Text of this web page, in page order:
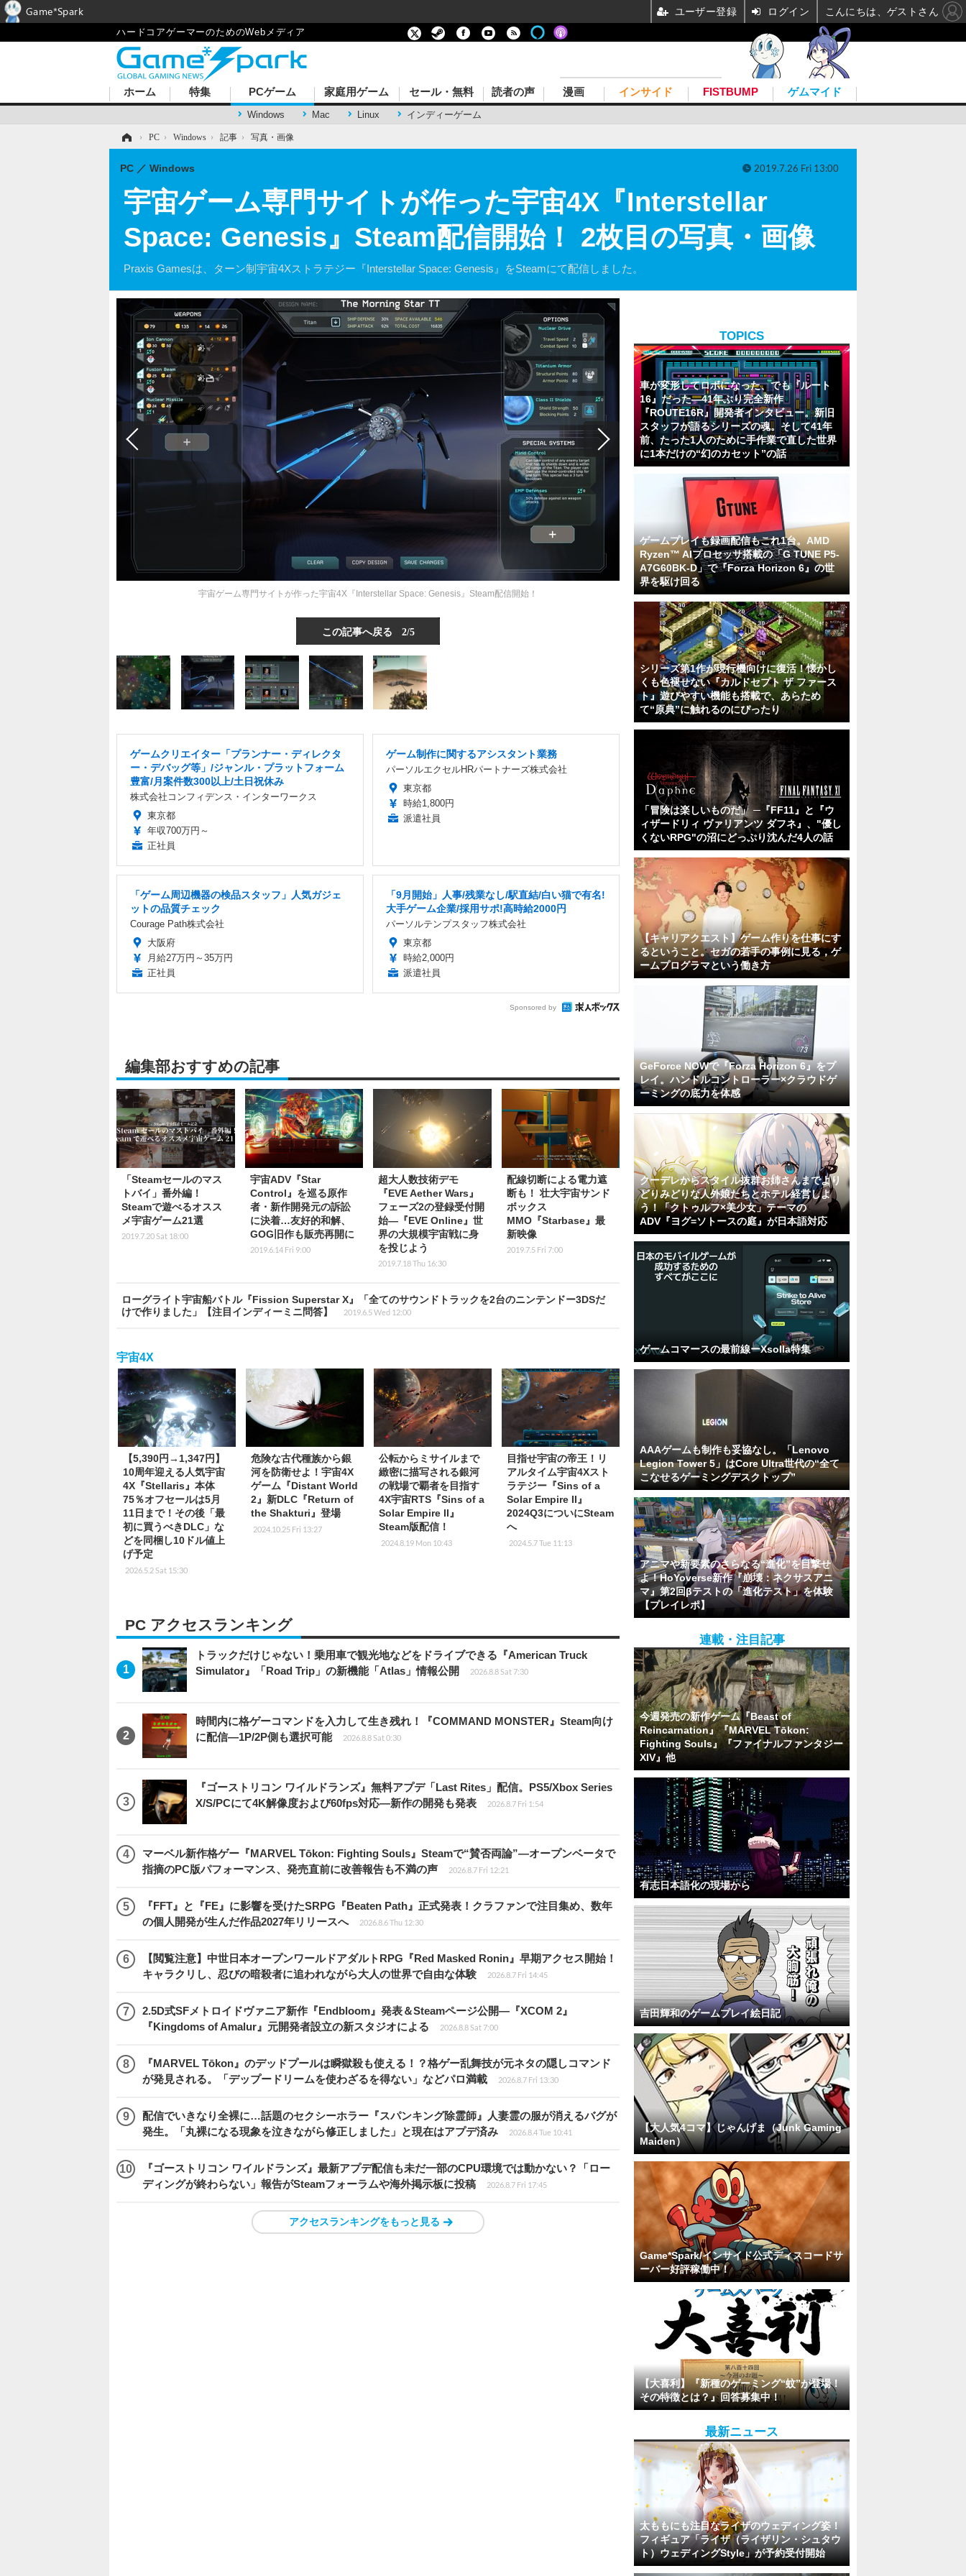
ハードコアゲーマーのためのWebメディア
ホーム 特集 PCゲーム
Windows Mac Linux インディーゲーム
家庭用ゲーム セール・無料 読者の声 漫画 インサイド FISTBUMP ゲムマイド
› PC › Windows › 記事 › 写真・画像
宇宙ゲーム専門サイトが作った宇宙4X『Interstellar
Space: Genesis』Steam配信開始！ 2枚目の写真・画像
Praxis Gamesは、ターン制宇宙4Xストラテジー『Interstellar Space: Genesis』をSteamにて配信しました。
PC Windows 2019.7.26 Fri 13:00
宇宙ゲーム専門サイトが作った宇宙4X『Interstellar Space: Genesis』Steam配信開始！
この記事へ戻る 2/5
ゲームクリエイター「プランナー・ディレクタ
ー・デバッグ等」/ジャンル・プラットフォーム
豊富/月案件数300以上/土日祝休み
株式会社コンフィデンス・インターワークス
東京都
年収700万円～
正社員
ゲーム制作に関するアシスタント業務
パーソルエクセルHRパートナーズ株式会社
東京都
時給1,800円
派遣社員
「ゲーム周辺機器の検品スタッフ」人気ガジェ
ットの品質チェック
Courage Path株式会社
大阪府
月給27万円～35万円
正社員
「9月開始」人事/残業なし/駅直結/白い猫で有名!
大手ゲーム企業/採用サポ!高時給2000円
パーソルテンプスタッフ株式会社
東京都
時給2,000円
派遣社員
Sponsored by
編集部おすすめの記事
「Steamセールのマス
トバイ」番外編！
Steamで遊べるオスス
メ宇宙ゲーム21選
2019.7.20 Sat 18:00
宇宙ADV『Star
Control』を巡る原作
者・新作開発元の訴訟
に決着…友好的和解、
GOG旧作も販売再開に
2019.6.14 Fri 9:00
超大人数技術デモ
『EVE Aether Wars』
フェーズ2の登録受付開
始―『EVE Online』世
界の大規模宇宙戦に身
を投じよう
2019.7.18 Thu 16:30
配線切断による電力遮
断も！ 壮大宇宙サンド
ボックス
MMO『Starbase』最
新映像
2019.7.5 Fri 7:00
ローグライト宇宙船バトル『Fission Superstar X』「全てのサウンドトラックを2台のニンテンドー3DSだ
けで作りました」【注目インディーミニ問答】
2019.6.5 Wed 12:00
宇宙4X
【5,390円→1,347円】
10周年迎える人気宇宙
4X『Stellaris』本体
75％オフセールは5月
11日まで！その後「最
初に買うべきDLC」な
どを同梱し10ドル値上
げ予定
2026.5.2 Sat 15:30
危険な古代種族から銀
河を防衛せよ！宇宙4X
ゲーム『Distant World
2』新DLC『Return of
the Shakturi』登場
2024.10.25 Fri 13:27
公転からミサイルまで
緻密に描写される銀河
の戦場で覇者を目指す
4X宇宙RTS『Sins of a
Solar Empire II』
Steam版配信！
2024.8.19 Mon 10:43
目指せ宇宙の帝王！リ
アルタイム宇宙4Xスト
ラテジー『Sins of a
Solar Empire II』
2024Q3についにSteam
へ
2024.5.7 Tue 11:13
PC アクセスランキング
トラックだけじゃない！乗用車で観光地などをドライブできる『American Truck
Simulator』「Road Trip」の新機能「Atlas」情報公開
2026.8.8 Sat 7:30
時間内に格ゲーコマンドを入力して生き残れ！『COMMAND MONSTER』Steam向け
に配信―1P/2P側も選択可能
2026.8.8 Sat 0:30
『ゴーストリコン ワイルドランズ』無料アプデ「Last Rites」配信。PS5/Xbox Series
X/S/PCにて4K解像度および60fps対応―新作の開発も発表
2026.8.7 Fri 1:54
マーベル新作格ゲー『MARVEL Tōkon: Fighting Souls』Steamで“賛否両論”―オープンベータで
指摘のPC版パフォーマンス、発売直前に改善報告も不満の声
2026.8.7 Fri 12:21
『FFT』と『FE』に影響を受けたSRPG『Beaten Path』正式発表！クラファンで注目集め、数年
の個人開発が生んだ作品2027年リリースへ
2026.8.6 Thu 12:30
【閲覧注意】中世日本オープンワールドアダルトRPG『Red Masked Ronin』早期アクセス開始！
キャラクリし、忍びの暗殺者に追われながら大人の世界で自由な体験
2026.8.7 Fri 14:45
2.5D式SFメトロイドヴァニア新作『Endbloom』発表＆Steamページ公開―『XCOM 2』
『Kingdoms of Amalur』元開発者設立の新スタジオによる
2026.8.8 Sat 7:00
『MARVEL Tōkon』のデッドプールは瞬獄殺も使える！？格ゲー乱舞技が元ネタの隠しコマンド
が発見される。「デップードリームを使わざるを得ない」などパロ満載
2026.8.7 Fri 13:30
配信でいきなり全裸に…話題のセクシーホラー『スパンキング除霊師』人妻霊の服が消えるバグが
発生。「丸裸になる現象を泣きながら修正しました」と現在はアプデ済み
2026.8.4 Tue 10:41
『ゴーストリコン ワイルドランズ』最新アプデ配信も未だ一部のCPU環境では動かない？「ロー
ディングが終わらない」報告がSteamフォーラムや海外掲示板に投稿
2026.8.7 Fri 17:45
アクセスランキングをもっと見る
TOPICS
車が変形してロボになった、でも『ルート
16』だった―41年ぶり完全新作
『ROUTE16R』開発者インタビュー。新旧
スタッフが語るシリーズの魂。そして41年
前、たった1人のために手作業で直した世界
に1本だけの“幻のカセット”の話
ゲームプレイも録画配信もこれ1台。AMD
Ryzen™ AIプロセッサ搭載の「G TUNE P5-
A7G60BK-D」で『Forza Horizon 6』の世
界を駆け回る
シリーズ第1作が現行機向けに復活！懐かし
くも色褪せない『カルドセプト ザ ファース
ト』遊びやすい機能も搭載で、あらため
て“原典”に触れるのにぴったり
「冒険は楽しいものだ」 ─『FF11』と『ウ
ィザードリィ ヴァリアンツ ダフネ』、"優し
くないRPG"の沼にどっぷり沈んだ4人の話
【キャリアクエスト】ゲーム作りを仕事にす
るということ。セガの若手の事例に見る，ゲ
ームプログラマという働き方
GeForce NOWで『Forza Horizon 6』をプ
レイ。ハンドルコントローラー×クラウドゲ
ーミングの底力を体感
クーデレからスタイル抜群お姉さんまでより
どりみどりな人外娘たちとホテル経営しよ
う！「クトゥルフ×美少女」テーマの
ADV『ヨグ=ソトースの庭』が日本語対応
ゲームコマースの最前線ーXsolla特集
AAAゲームも制作も妥協なし。「Lenovo
Legion Tower 5」はCore Ultra世代の“全て
こなせるゲーミングデスクトップ”
アニマや新要素のさらなる“進化”を目撃せ
よ！HoYoverse新作『崩壊：ネクサスアニ
マ』第2回βテストの「進化テスト」を体験
【プレイレポ】
連載・注目記事
今週発売の新作ゲーム『Beast of
Reincarnation』『MARVEL Tōkon:
Fighting Souls』『ファイナルファンタジー
XIV』他
有志日本語化の現場から
吉田輝和のゲームプレイ絵日記
【大人気4コマ】じゃんげま（Junk Gaming
Maiden）
Game*Spark/インサイド公式ディスコードサ
ーバー好評稼働中！
【大喜利】『新種のゲーミング“蚊”が登場！
その特徴とは？』回答募集中！
最新ニュース
太ももにも注目なライザのウェディング姿！
フィギュア「ライザ（ライザリン・シュタウ
ト）ウェディングStyle」が予約受付開始
Game*Spark ユーザー登録 ログイン こんにちは、ゲストさん